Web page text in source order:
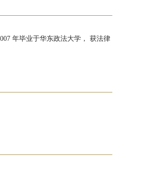
年毕业于华东政法大学， 获法律